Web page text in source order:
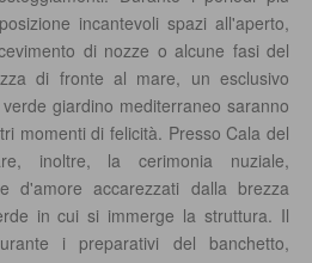
incantevoli spazi all'aperto,
di nozze o alcune fasi del
di fronte al mare, un esclusivo
giardino mediterraneo saranno
momenti di felicità. Presso Cala del
inoltre, la cerimonia nuziale,
d'amore accarezzati dalla brezza
in cui si immerge la struttura. Il
i preparativi del banchetto,